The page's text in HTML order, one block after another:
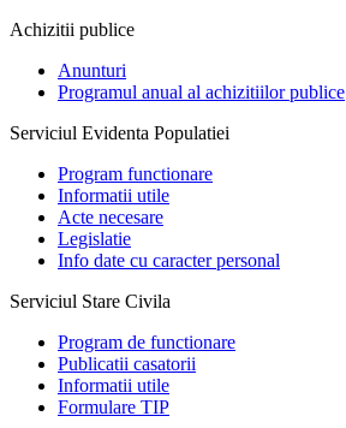
Achizitii publice
Anunturi
Programul anual al achizitiilor publice
Serviciul Evidenta Populatiei
Program functionare
Informatii utile
Acte necesare
Legislatie
Info date cu caracter personal
Serviciul Stare Civila
Program de functionare
Publicatii casatorii
Informatii utile
Formulare TIP